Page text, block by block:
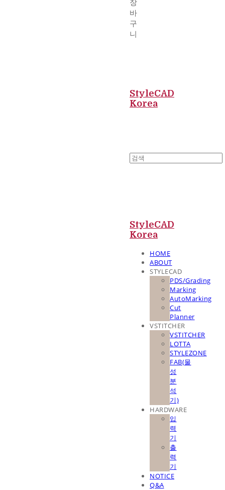
장
바
구
니
StyleCAD
Korea
StyleCAD
Korea
HOME
ABOUT
STYLECAD
PDS/Grading
Marking
AutoMarking
Cut
Planner
VSTITCHER
VSTITCHER
LOTTA
STYLEZONE
FAB(물
성
분
석
기)
HARDWARE
입
력
기
출
력
기
NOTICE
Q&A